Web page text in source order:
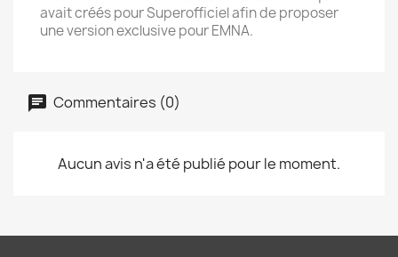
avait créés pour Superofficiel afin de proposer
une version exclusive pour EMNA.
Commentaires (0)
Aucun avis n'a été publié pour le moment.